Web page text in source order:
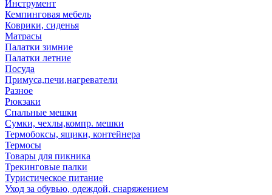
Инструмент
Кемпинговая мебель
Коврики, сиденья
Матрасы
Палатки зимние
Палатки летние
Посуда
Примуса,печи,нагреватели
Разное
Рюкзаки
Спальные мешки
Сумки, чехлы,компр. мешки
Термобоксы, ящики, контейнера
Термосы
Товары для пикника
Трекинговые палки
Туристическое питание
Уход за обувью, одеждой, снаряжением